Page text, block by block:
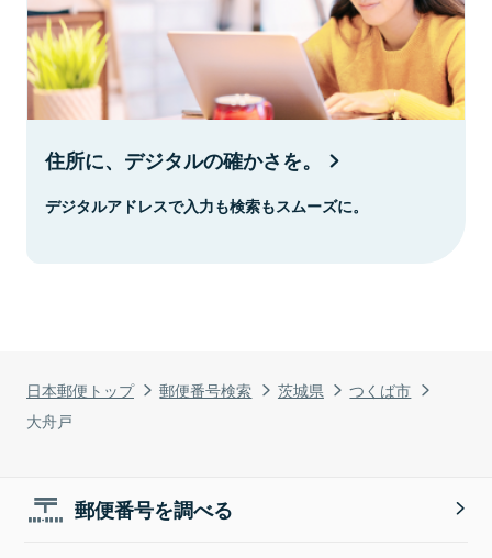
日本郵便トップ 郵便番号検索 茨城県
つくば市
大舟戸
住所に、デジタルの確かさを。
デジタルアドレスで入力も検索もスムーズに。
郵便番号を調べる